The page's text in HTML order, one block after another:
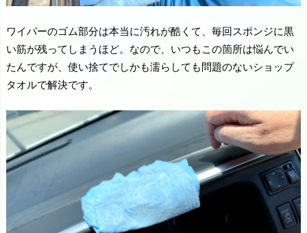
ワイパーのゴム部分は本当に汚れが酷くて、毎回スポンジに黒
い筋が残ってしまうほど。なので、いつもこの箇所は悩んでい
たんですが、使い捨てでしかも濡らしても問題のないショップ
タオルで解決です。